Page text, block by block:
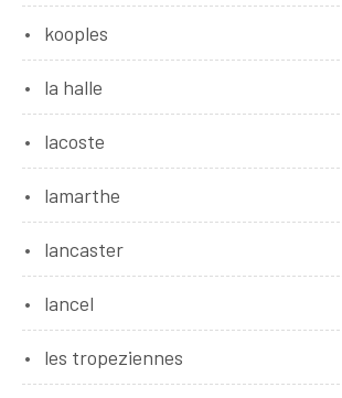
kooples
la halle
lacoste
lamarthe
lancaster
lancel
les tropeziennes